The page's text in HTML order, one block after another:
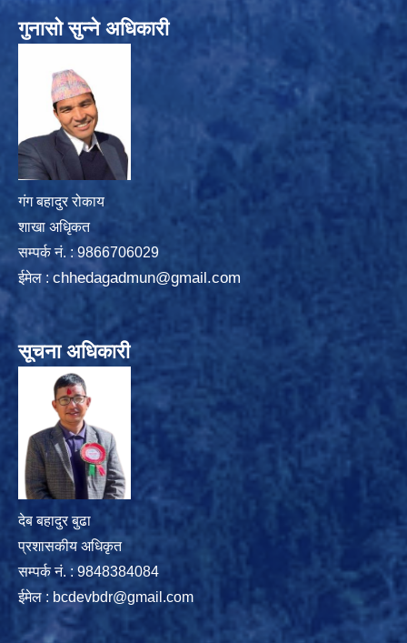
गुनासो सुन्ने अधिकारी
गंग बहादुर रोकाय
शाखा अधिृकत
सम्पर्क न‌ं. : 9866706029
ईमेल : chhedagadmun@gmail.com
सूचना अधिकारी
देब बहादुर बुढा
प्रशासकीय अधिकृत
सम्पर्क नं. : 9848384084
ईमेल : bcdevbdr@gmail.com